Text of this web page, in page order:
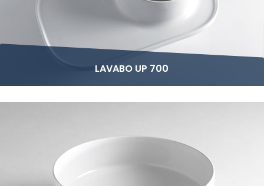
LAVABO UP 700